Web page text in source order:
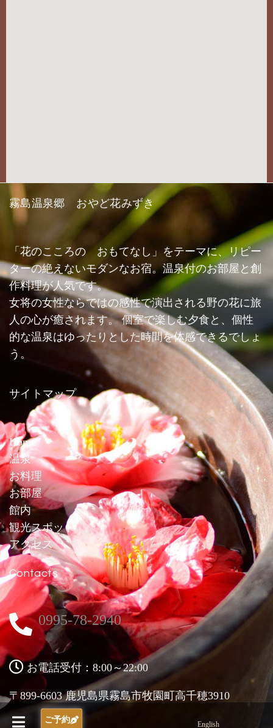
ご予約 English
霧島温泉郷 おやど花みずき
「花のこころの おもてなし」をテーマに、リピー
ターの絶えないモダンなお宿。温泉付のお部屋と創
作料理が人気です。
女将の女性ならではの感性で演出される野の花に旅
人の心が癒されます。 個室で楽しむ夕食と、個性
的な温泉はゆったりとした時間を体感できるでしょ
う。
サイトマップ
Home
温泉
お料理
お部屋
館内
観光スポット
アクセス
Contacts
0995-78-2940
お電話受付：8:00～22:00
〒899-6603 鹿児島県霧島市牧園町高千穂3910